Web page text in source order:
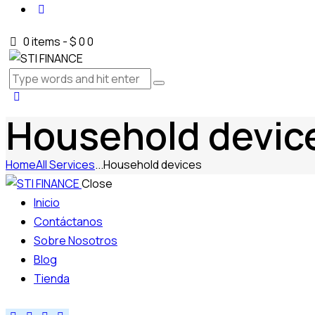
0 items -$ 00
Household
HomeAll Services...Household devices
Close
Inicio
Contáctanos
Sobre Nosotros
Blog
Tienda